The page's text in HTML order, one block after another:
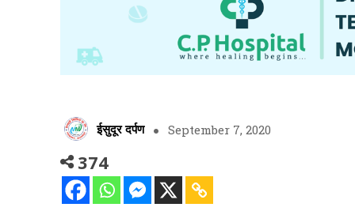
ईसुदूर दर्पण September 7, 2020
374